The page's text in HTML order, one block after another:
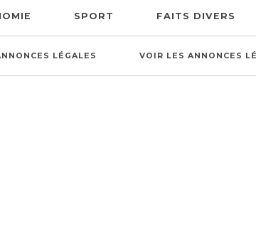
SPORT FAITS DIVERS
LÉGALES VOIR LES ANNONCES